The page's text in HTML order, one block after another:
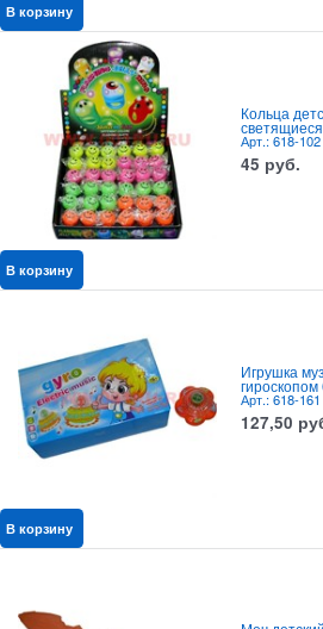
В корзину
Кольца
Арт.: 618-102
45 руб.
В корзину
Игрушка
Арт.: 618-161
127,50
В корзину